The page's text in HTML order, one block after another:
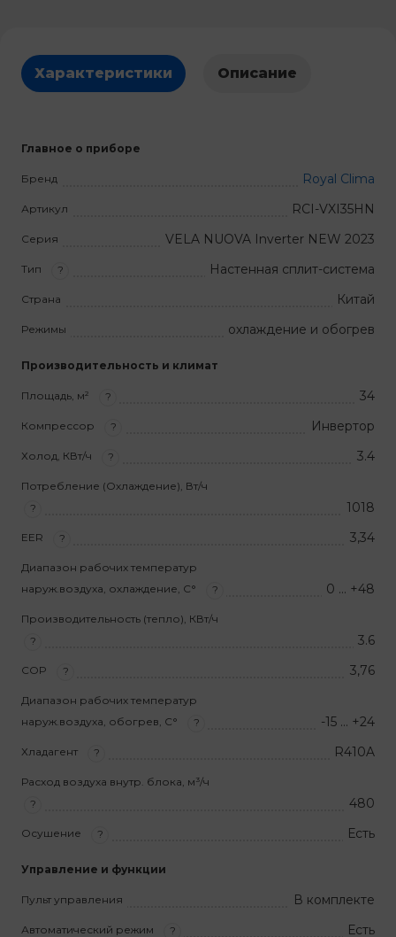
Характеристики Описание
Главное о приборе
Бренд Royal Clima
Артикул RCI-VXI35HN
Серия VELA NUOVA Inverter NEW 2023
Тип ? Настенная сплит-система
Страна Китай
Режимы охлаждение и обогрев
Производительность и климат
Площадь, м² ? 34
Компрессор ? Инвертор
Холод, КВт/ч ? 3.4
Потребление (Охлаждение), Вт/ч
?
1018
EER ? 3,34
Диапазон рабочих температур
наруж.воздуха, охлаждение, С°
? 0 … +48
Производительность (тепло), КВт/ч
?
3.6
COP ? 3,76
Диапазон рабочих температур
наруж.воздуха, обогрев, С°
? -15 … +24
Хладагент ? R410A
Расход воздуха внутр. блока, м³/ч
?
480
Осушение ? Есть
Управление и функции
Пульт управления В комплекте
Автоматический режим ? Есть